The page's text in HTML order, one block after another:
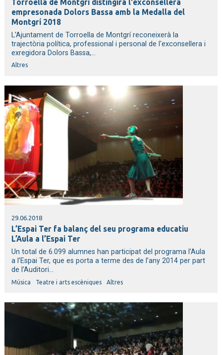
Torroella de Montgrí distingirà l'exconsellera
empresonada Dolors Bassa amb la Medalla del
Montgrí 2018
L'Ajuntament de Torroella de Montgrí reconeixerà la
trajectòria política, professional i personal de l'exconsellera i
exregidora Dolors Bassa,...
Altres
29.06.2018
L’Espai Ter fa balanç del seu programa educatiu
L’Aula a l’Espai Ter
Un total de 6.099 alumnes han participat del programa l’Aula
a l’Espai Ter, que es porta a terme des de l’any 2014 per part
de l’Auditori...
Música Teatre i arts escèniques Altres